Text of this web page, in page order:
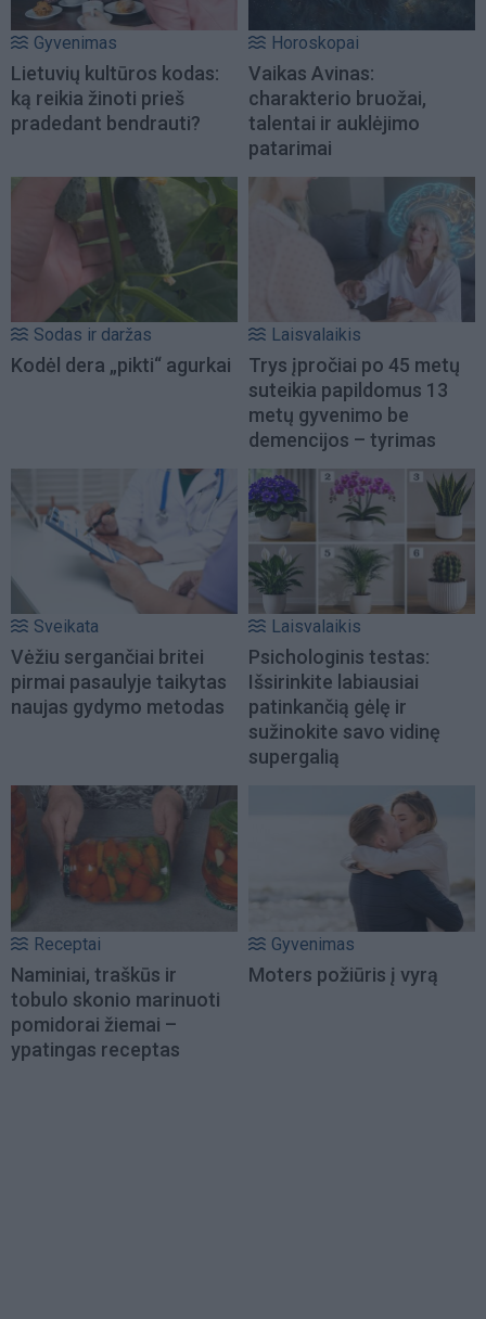
Gyvenimas
Lietuvių kultūros kodas:
ką reikia žinoti prieš
pradedant bendrauti?
Horoskopai
Vaikas Avinas:
charakterio bruožai,
talentai ir auklėjimo
patarimai
Sodas ir daržas
Kodėl dera „pikti“ agurkai
Laisvalaikis
Trys įpročiai po 45 metų
suteikia papildomus 13
metų gyvenimo be
demencijos – tyrimas
Sveikata
Vėžiu sergančiai britei
pirmai pasaulyje taikytas
naujas gydymo metodas
Laisvalaikis
Psichologinis testas:
Išsirinkite labiausiai
patinkančią gėlę ir
sužinokite savo vidinę
supergalią
Receptai
Naminiai, traškūs ir
tobulo skonio marinuoti
pomidorai žiemai –
ypatingas receptas
Gyvenimas
Moters požiūris į vyrą